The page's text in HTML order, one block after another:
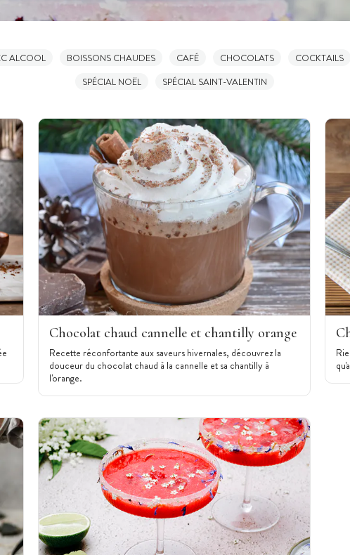
ALCOOL BOISSONS CHAUDES CAFÉ CHOCOLATS COCKTAILS
SPÉCIAL NOËL
SPÉCIAL SAINT-VALENTIN
Chocolat chaud cannelle et chantilly orange
Recette réconfortante aux saveurs hivernales, découvrez la
douceur du chocolat chaud à la cannelle et sa chantilly à
l'orange.